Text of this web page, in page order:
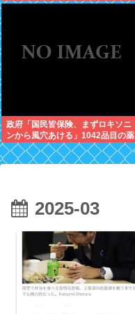
政府「国民皆保険、まずロキソニ
ンから風穴あける」1042品目の薬
価4分の1を保険適用外で財布直
撃、2027年3月開始
2025-03